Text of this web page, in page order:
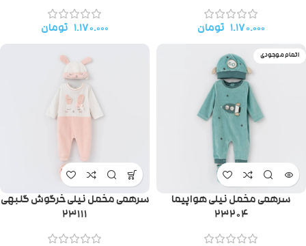
۱.۱۷۰.۰۰۰ تومان ۱.۱۷۰.۰۰۰ تومان
اتمام موجودی
سرهمی مخمل نیلی هواپیما
۲۳۲۰۴
سرهمی مخمل نیلی خرگوش گلبهی
۲۳۱۱۱